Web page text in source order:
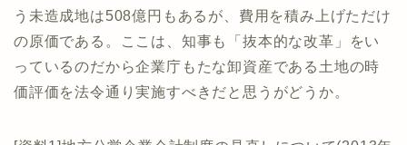
う未造成地は508億円もあるが、費用を積み上げただけ
の原価である。ここは、知事も「抜本的な改革」をい
っているのだから企業庁もたな卸資産である土地の時
価評価を法令通り実施すべきだと思うがどうか。